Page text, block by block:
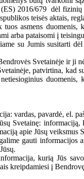
2016/679 dėl
teisės aktais,
asmens
arba pataisomi į
su Jumis susitarti
Svetainėje ir ji
patvirtina,
vardas, pavardė, el.
Svetainę:
apie Jūsų veiksmus
gauti informacijos
kurią Jūs
kreipdamiesi į